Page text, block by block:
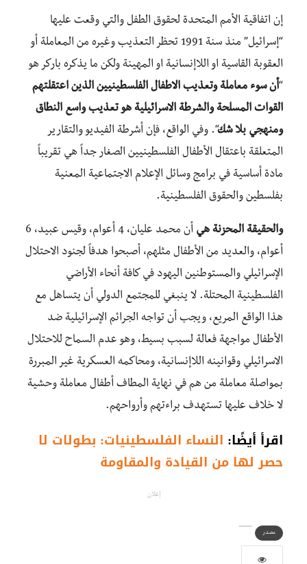
إن اتفاقية الأمم المتحدة لحقوق الطفل والتي وقعت عليها
“إسرائيل” منذ سنة 1991 تحظر التعذيب وغيره من المعاملة أو
العقوبة القاسية او اللاإنسانية او المهينة ولكن ما يذكره باركر هو
“أن سوء معاملة وتعذيب الاطفال الفلسطينيين الذين اعتقلتهم
القوات المسلحة والشرطة الاسرائيلية هو تعذيب واسع النطاق
ومنهجي بلا شك“. وفي الواقع، فإن أشرطة الفيديو والتقارير
المتعلقة باعتقال الأطفال الفلسطينيين الصغار جداً هي تقريباً
مادة أساسية في برامج وسائل الإعلام الاجتماعية المعنية
بفلسطين والحقوق الفلسطينية.
والحقيقة المحزنة هي
أن محمد عليان، 4 أعوام، وقيس عبيد، 6
أعوام، والعديد من الأطفال مثلهم، أصبحوا هدفاً لجنود الاحتلال
الإسرائيلي والمستوطنين اليهود في كافة أنحاء الأراضي
الفلسطينية المحتلة. لا ينبغي للمجتمع الدولي أن يتساهل مع
هذا الواقع المريع، ويجب أن تواجه الجرائم الإسرائيلية ضد
الأطفال مواجهة فعالة لسبب بسيط، وهو عدم السماح للاحتلال
الاسرائيلي وقوانينه اللاإنسانية، ومحاكمه العسكرية غير المبررة
بمواصلة معاملة من هم في نهاية المطاف أطفال معاملة وحشية
لا خلاف عليها تستهدف براءتهم وأرواحهم.
اقرأ أيضًا: النساء الفلسطينيات: بطولات لا
حصر لها من القيادة والمقاومة
إعلان
مصدر